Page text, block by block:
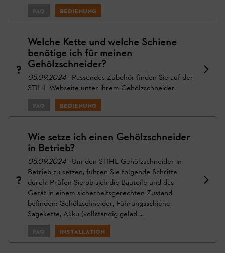
FAQ Bedienung
Welche Kette und welche Schiene
benötige ich für meinen
Gehölzschneider?
05.09.2024- Passendes Zubehör finden Sie auf der
STIHL Webseite unter ihrem Gehölzschneider.
FAQ Bedienung
Wie setze ich einen Gehölzschneider
in Betrieb?
05.09.2024- Um den STIHL Gehölzschneider in
Betrieb zu setzen, führen Sie folgende Schritte
durch: Prüfen Sie ob sich die Bauteile und das
Gerät in einem sicherheitsgerechten Zustand
befinden: Gehölzschneider, Führungsschiene,
Sägekette, Akku (vollständig gelad ...
FAQ Installation